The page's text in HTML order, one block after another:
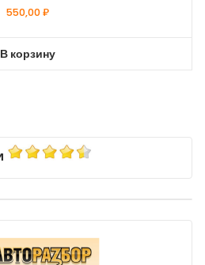
550,00₽
В корзину